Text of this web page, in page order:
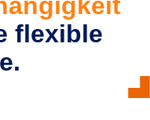
flexible